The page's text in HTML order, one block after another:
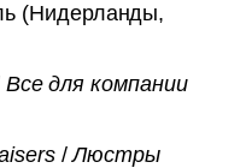
(Нидерланды,
Все для компании
/Люстры